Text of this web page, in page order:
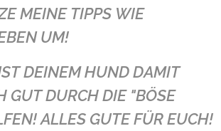
MEINE TIPPS WIE
UM!
DEINEM HUND DAMIT
GUT DURCH DIE "BÖSE
ALLES GUTE FÜR EUCH!